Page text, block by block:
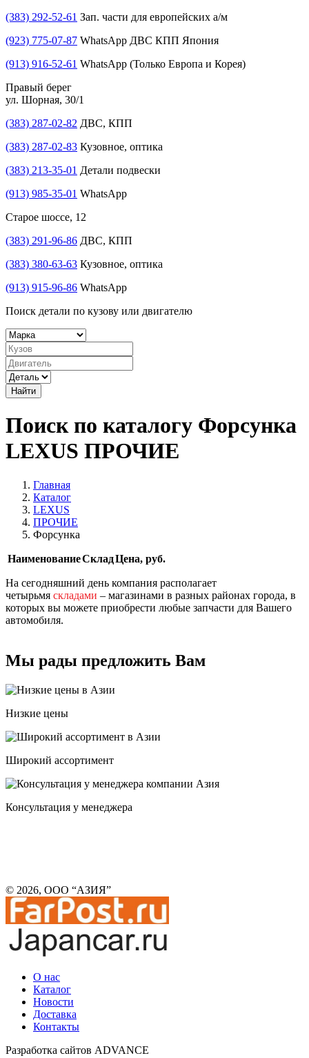
(383) 292-52-61 Зап. части для европейских а/м
(923) 775-07-87 WhatsApp ДВС КПП Япония
(913) 916-52-61 WhatsApp (Только Европа и Корея)
Правый берег
ул. Шорная, 30/1
(383) 287-02-82 ДВС, КПП
(383) 287-02-83 Кузовное, оптика
(383) 213-35-01 Детали подвески
(913) 985-35-01 WhatsApp
Старое шоссе, 12
(383) 291-96-86 ДВС, КПП
(383) 380-63-63 Кузовное, оптика
(913) 915-96-86 WhatsApp
Поиск детали по кузову или двигателю
Найти
Поиск по каталогу Форсунка
LEXUS ПРОЧИЕ
Главная
Каталог
LEXUS
ПРОЧИЕ
Форсунка
НаименованиеСкладЦена, руб.
На сегодняшний день компания располагает
четырьмя складами – магазинами в разных районах города, в
которых вы можете приобрести любые запчасти для Вашего
автомобиля.
Мы рады предложить Вам
Низкие цены
Широкий ассортимент
Консультация у менеджера
© 2026, ООО “АЗИЯ”
О нас
Каталог
Новости
Доставка
Контакты
Разработка сайтов ADVANCE